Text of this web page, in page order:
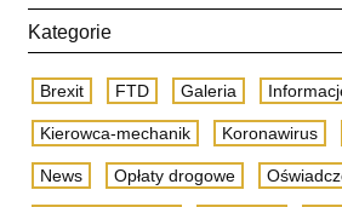
Kategorie
Brexit FTD Galeria
Kierowca-mechanik Koronawirus
News Opłaty drogowe